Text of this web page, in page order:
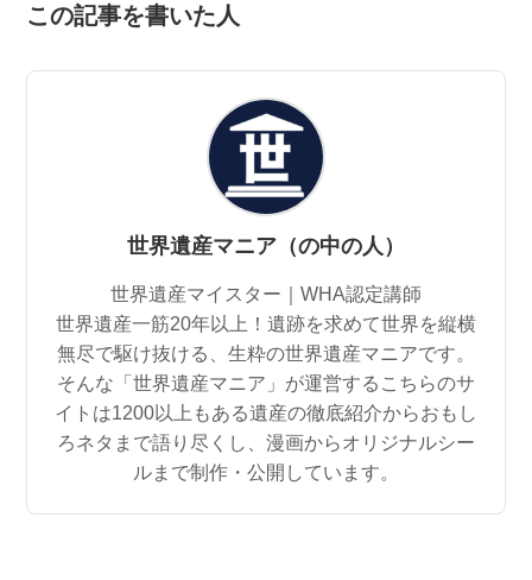
この記事を書いた人
世界遺産マニア（の中の人）
世界遺産マイスター｜WHA認定講師
世界遺産一筋20年以上！遺跡を求めて世界を縦横
無尽で駆け抜ける、生粋の世界遺産マニアです。
そんな「世界遺産マニア」が運営するこちらのサ
イトは1200以上もある遺産の徹底紹介からおもし
ろネタまで語り尽くし、漫画からオリジナルシー
ルまで制作・公開しています。